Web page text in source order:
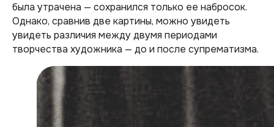
была утрачена — сохранился только ее набросок.
Однако, сравнив две картины, можно увидеть
увидеть различия между двумя периодами
творчества художника — до и после супрематизма.